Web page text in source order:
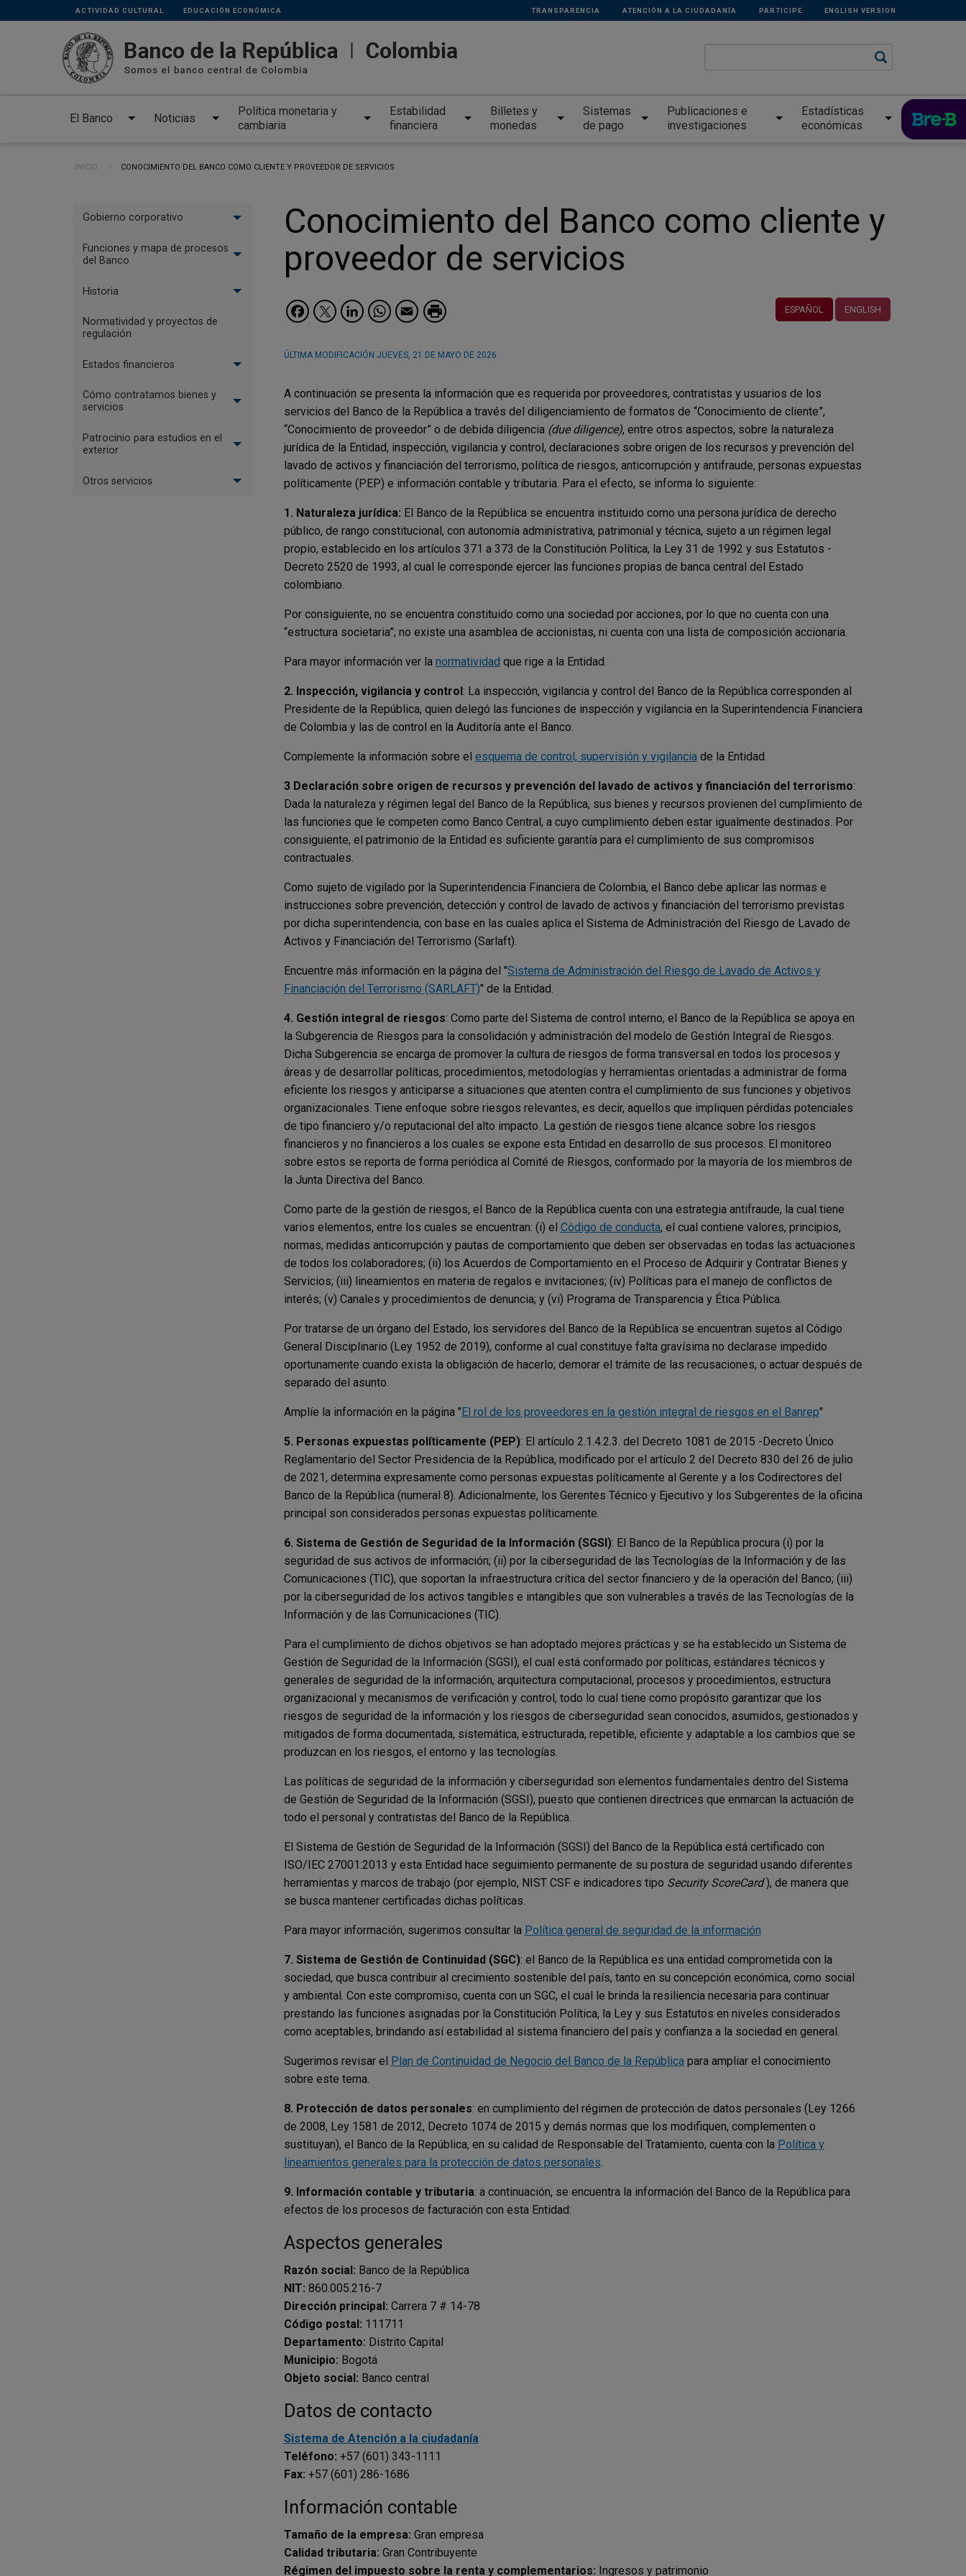
Pasar al contenido principal
Links
secundarios
ACTIVIDAD CULTURAL EDUCACIÓN ECONÓMICA TRANSPARENCIA ATENCIÓN A LA CIUDADANÍA PARTICIPE ENGLISH VERSION
El Banco Noticias
Política monetaria y
cambiaria
Estabilidad
financiera
Billetes y
monedas
Sistemas
de pago
Publicaciones e
investigaciones
Estadísticas
económicas
Ruta de navegación
INICIO CURRENT:
CONOCIMIENTO DEL BANCO COMO CLIENTE Y PROVEEDOR DE SERVICIOS
Conocimiento del Banco como cliente y
proveedor de servicios
ESPAÑOL ENGLISH
Facebook
Twitter
LinkedIn
WhatsApp
Email
ÚLTIMA MODIFICACIÓN JUEVES, 21 DE MAYO DE 2026
A continuación se presenta la información que es requerida por proveedores, contratistas y usuarios de los
servicios del Banco de la República a través del diligenciamiento de formatos de “Conocimiento de cliente”,
“Conocimiento de proveedor” o de debida diligencia (due diligence), entre otros aspectos, sobre la naturaleza
jurídica de la Entidad, inspección, vigilancia y control, declaraciones sobre origen de los recursos y prevención del
lavado de activos y financiación del terrorismo, política de riesgos, anticorrupción y antifraude, personas expuestas
políticamente (PEP) e información contable y tributaria. Para el efecto, se informa lo siguiente:
1. Naturaleza jurídica: El Banco de la República se encuentra instituido como una persona jurídica de derecho
público, de rango constitucional, con autonomía administrativa, patrimonial y técnica, sujeto a un régimen legal
propio, establecido en los artículos 371 a 373 de la Constitución Política, la Ley 31 de 1992 y sus Estatutos -
Decreto 2520 de 1993, al cual le corresponde ejercer las funciones propias de banca central del Estado
colombiano.
Por consiguiente, no se encuentra constituido como una sociedad por acciones, por lo que no cuenta con una
“estructura societaria”; no existe una asamblea de accionistas, ni cuenta con una lista de composición accionaria.
Para mayor información ver la normatividad que rige a la Entidad.
2. Inspección, vigilancia y control: La inspección, vigilancia y control del Banco de la República corresponden al
Presidente de la República, quien delegó las funciones de inspección y vigilancia en la Superintendencia Financiera
de Colombia y las de control en la Auditoría ante el Banco.
Complemente la información sobre el esquema de control, supervisión y vigilanciade la Entidad.
3 Declaración sobre origen de recursos y prevención del lavado de activos y financiación del terrorismo:
Dada la naturaleza y régimen legal del Banco de la República, sus bienes y recursos provienen del cumplimiento de
las funciones que le competen como Banco Central, a cuyo cumplimiento deben estar igualmente destinados. Por
consiguiente, el patrimonio de la Entidad es suficiente garantía para el cumplimiento de sus compromisos
contractuales.
Como sujeto de vigilado por la Superintendencia Financiera de Colombia, el Banco debe aplicar las normas e
instrucciones sobre prevención, detección y control de lavado de activos y financiación del terrorismo previstas
por dicha superintendencia, con base en las cuales aplica el Sistema de Administración del Riesgo de Lavado de
Activos y Financiación del Terrorismo (Sarlaft).
Encuentre más información en la página del "Sistema de Administración del Riesgo de Lavado de Activos y
Financiación del Terrorismo (SARLAFT)" de la Entidad.
4. Gestión integral de riesgos: Como parte del Sistema de control interno, el Banco de la República se apoya en
la Subgerencia de Riesgos para la consolidación y administración del modelo de Gestión Integral de Riesgos.
Dicha Subgerencia se encarga de promover la cultura de riesgos de forma transversal en todos los procesos y
áreas y de desarrollar políticas, procedimientos, metodologías y herramientas orientadas a administrar de forma
eficiente los riesgos y anticiparse a situaciones que atenten contra el cumplimiento de sus funciones y objetivos
organizacionales. Tiene enfoque sobre riesgos relevantes, es decir, aquellos que impliquen pérdidas potenciales
de tipo financiero y/o reputacional del alto impacto. La gestión de riesgos tiene alcance sobre los riesgos
financieros y no financieros a los cuales se expone esta Entidad en desarrollo de sus procesos. El monitoreo
sobre estos se reporta de forma periódica al Comité de Riesgos, conformado por la mayoría de los miembros de
la Junta Directiva del Banco.
Como parte de la gestión de riesgos, el Banco de la República cuenta con una estrategia antifraude, la cual tiene
varios elementos, entre los cuales se encuentran: (i) el Código de conducta, el cual contiene valores, principios,
normas, medidas anticorrupción y pautas de comportamiento que deben ser observadas en todas las actuaciones
de todos los colaboradores; (ii) los Acuerdos de Comportamiento en el Proceso de Adquirir y Contratar Bienes y
Servicios; (iii) lineamientos en materia de regalos e invitaciones; (iv) Políticas para el manejo de conflictos de
interés; (v) Canales y procedimientos de denuncia; y (vi) Programa de Transparencia y Ética Pública.
Por tratarse de un órgano del Estado, los servidores del Banco de la República se encuentran sujetos al Código
General Disciplinario (Ley 1952 de 2019), conforme al cual constituye falta gravísima no declarase impedido
oportunamente cuando exista la obligación de hacerlo; demorar el trámite de las recusaciones, o actuar después de
separado del asunto.
Amplíe la información en la página "El rol de los proveedores en la gestión integral de riesgos en el Banrep"
5. Personas expuestas políticamente (PEP): El artículo 2.1.4.2.3. del Decreto 1081 de 2015 -Decreto Único
Reglamentario del Sector Presidencia de la República, modificado por el artículo 2 del Decreto 830 del 26 de julio
de 2021, determina expresamente como personas expuestas políticamente al Gerente y a los Codirectores del
Banco de la República (numeral 8). Adicionalmente, los Gerentes Técnico y Ejecutivo y los Subgerentes de la oficina
principal son considerados personas expuestas políticamente.
6. Sistema de Gestión de Seguridad de la Información (SGSI): El Banco de la República procura (i) por la
seguridad de sus activos de información; (ii) por la ciberseguridad de las Tecnologías de la Información y de las
Comunicaciones (TIC), que soportan la infraestructura crítica del sector financiero y de la operación del Banco; (iii)
por la ciberseguridad de los activos tangibles e intangibles que son vulnerables a través de las Tecnologías de la
Información y de las Comunicaciones (TIC).
Para el cumplimiento de dichos objetivos se han adoptado mejores prácticas y se ha establecido un Sistema de
Gestión de Seguridad de la Información (SGSI), el cual está conformado por políticas, estándares técnicos y
generales de seguridad de la información, arquitectura computacional, procesos y procedimientos, estructura
organizacional y mecanismos de verificación y control, todo lo cual tiene como propósito garantizar que los
riesgos de seguridad de la información y los riesgos de ciberseguridad sean conocidos, asumidos, gestionados y
mitigados de forma documentada, sistemática, estructurada, repetible, eficiente y adaptable a los cambios que se
produzcan en los riesgos, el entorno y las tecnologías.
Las políticas de seguridad de la información y ciberseguridad son elementos fundamentales dentro del Sistema
de Gestión de Seguridad de la Información (SGSI), puesto que contienen directrices que enmarcan la actuación de
todo el personal y contratistas del Banco de la República.
El Sistema de Gestión de Seguridad de la Información (SGSI) del Banco de la República está certificado con
ISO/IEC 27001:2013 y esta Entidad hace seguimiento permanente de su postura de seguridad usando diferentes
herramientas y marcos de trabajo (por ejemplo, NIST CSF e indicadores tipo Security ScoreCard), de manera que
se busca mantener certificadas dichas políticas.
Para mayor información, sugerimos consultar la Política general de seguridad de la información
7. Sistema de Gestión de Continuidad (SGC): el Banco de la República es una entidad comprometida con la
sociedad, que busca contribuir al crecimiento sostenible del país, tanto en su concepción económica, como social
y ambiental. Con este compromiso, cuenta con un SGC, el cual le brinda la resiliencia necesaria para continuar
prestando las funciones asignadas por la Constitución Política, la Ley y sus Estatutos en niveles considerados
como aceptables, brindando así estabilidad al sistema financiero del país y confianza a la sociedad en general.
Sugerimos revisar el Plan de Continuidad de Negocio del Banco de la Repúblicapara ampliar el conocimiento
sobre este tema.
8. Protección de datos personales: en cumplimiento del régimen de protección de datos personales (Ley 1266
de 2008, Ley 1581 de 2012, Decreto 1074 de 2015 y demás normas que los modifiquen, complementen o
sustituyan), el Banco de la República, en su calidad de Responsable del Tratamiento, cuenta con la Política y
lineamientos generales para la protección de datos personales.
9. Información contable y tributaria: a continuación, se encuentra la información del Banco de la República para
efectos de los procesos de facturación con esta Entidad:
Aspectos generales
Razón social: Banco de la República
NIT: 860.005.216-7
Dirección principal: Carrera 7 # 14-78
Código postal: 111711
Departamento: Distrito Capital
Municipio: Bogotá
Objeto social: Banco central
Datos de contacto
Sistema de Atención a la ciudadanía
Teléfono: +57 (601) 343-1111
Fax: +57 (601) 286-1686
Información contable
Tamaño de la empresa: Gran empresa
Calidad tributaria: Gran Contribuyente
Régimen del impuesto sobre la renta y complementarios: Ingresos y patrimonio
Menu
Banco
Gobierno corporativo
Funciones y mapa de procesos
del Banco
Historia
Normatividad y proyectos de
regulación
Estados financieros
Cómo contratamos bienes y
servicios
Patrocinio para estudios en el
exterior
Otros servicios